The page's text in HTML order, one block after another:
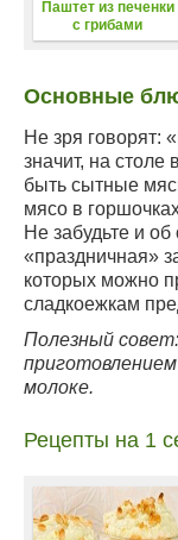
Паштет из печенки
с грибами
Основные
Не зря говорят:
значит, на
быть сытные
мясо в
Не забудьте и
«праздничная»
которых можно
сладкоежкам
Полезный
приготовлением
молоке.
Рецепты на 1